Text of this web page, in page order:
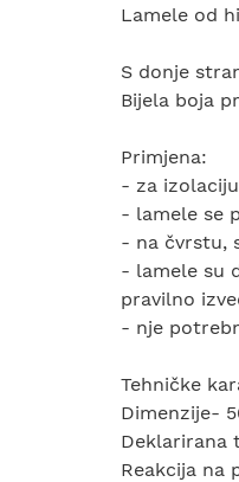
Lamele od
S donje
Bijela boja
Primjena:
- za
- lamele se
- na čvrstu,
- lamele su
pravilno
- nje
Tehničke
Dimenzije-
Deklarirana
Reakcija na